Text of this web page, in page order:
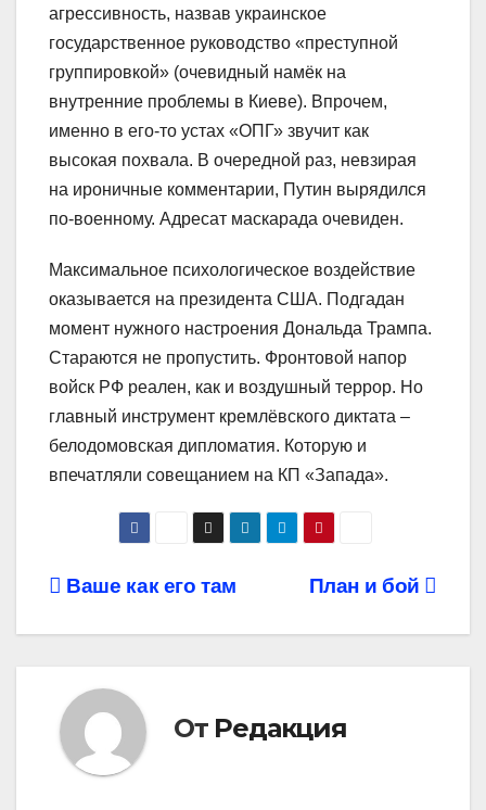
агрессивность, назвав украинское
государственное руководство «преступной
группировкой» (очевидный намёк на
внутренние проблемы в Киеве). Впрочем,
именно в его-то устах «ОПГ» звучит как
высокая похвала. В очередной раз, невзирая
на ироничные комментарии, Путин вырядился
по-военному. Адресат маскарада очевиден.
Максимальное психологическое воздействие
оказывается на президента США. Подгадан
момент нужного настроения Дональда Трампа.
Стараются не пропустить. Фронтовой напор
войск РФ реален, как и воздушный террор. Но
главный инструмент кремлёвского диктата –
белодомовская дипломатия. Которую и
впечатляли совещанием на КП «Запада».
Навигация
по
записям
План и бой
Ваше как его там
От Редакция